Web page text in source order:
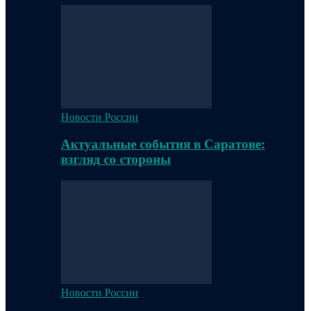
Новости России
Актуальные события в Саратове:
взгляд со стороны
Новости России